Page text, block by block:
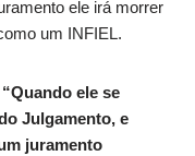
ele irá morrer
um INFIEL.
“Quando ele se
Julgamento, e
juramento